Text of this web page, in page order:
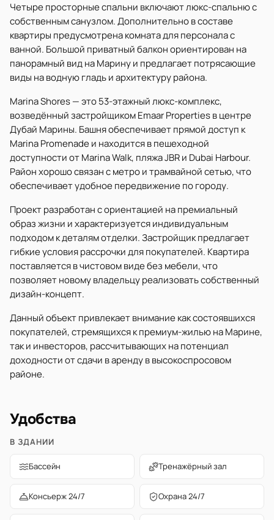
Четыре просторные спальни включают люкс-спальню с
собственным санузлом. Дополнительно в составе
квартиры предусмотрена комната для персонала с
ванной. Большой приватный балкон ориентирован на
панорамный вид на Марину и предлагает потрясающие
виды на водную гладь и архитектуру района.
Marina Shores — это 53-этажный люкс-комплекс,
возведённый застройщиком Emaar Properties в центре
Дубай Марины. Башня обеспечивает прямой доступ к
Marina Promenade и находится в пешеходной
доступности от Marina Walk, пляжа JBR и Dubai Harbour.
Район хорошо связан с метро и трамвайной сетью, что
обеспечивает удобное передвижение по городу.
Проект разработан с ориентацией на премиальный
образ жизни и характеризуется индивидуальным
подходом к деталям отделки. Застройщик предлагает
гибкие условия рассрочки для покупателей. Квартира
поставляется в чистовом виде без мебели, что
позволяет новому владельцу реализовать собственный
дизайн-концепт.
Данный объект привлекает внимание как состоявшихся
покупателей, стремящихся к премиум-жилью на Марине,
так и инвесторов, рассчитывающих на потенциал
доходности от сдачи в аренду в высокоспросовом
районе.
Удобства
В ЗДАНИИ
Бассейн Тренажёрный зал
Консьерж 24/7 Охрана 24/7